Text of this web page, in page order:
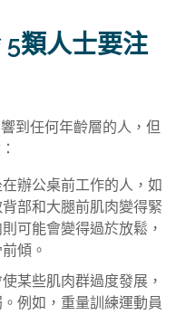
類人士要注
到任何年齡層的人，但
辦公桌前工作的人，如
部和大腿前肌肉變得緊
可能會變得過於放鬆，
傾。
某些肌肉群過度發展，
例如，重量訓練運動員